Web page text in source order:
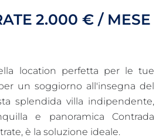
2.000 € / MESE
location perfetta per le tue
un soggiorno all'insegna del
splendida villa indipendente,
e panoramica Contrada
è la soluzione ideale.